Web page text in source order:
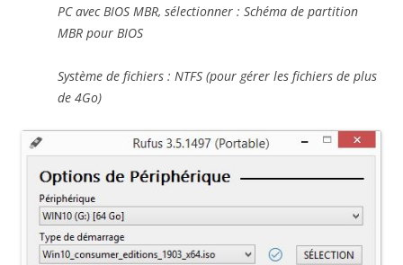
PC avec BIOS MBR, sélectionner : Schéma de partition
MBR pour BIOS
Système de fichiers : NTFS (pour gérer les fichiers de plus
de 4Go)